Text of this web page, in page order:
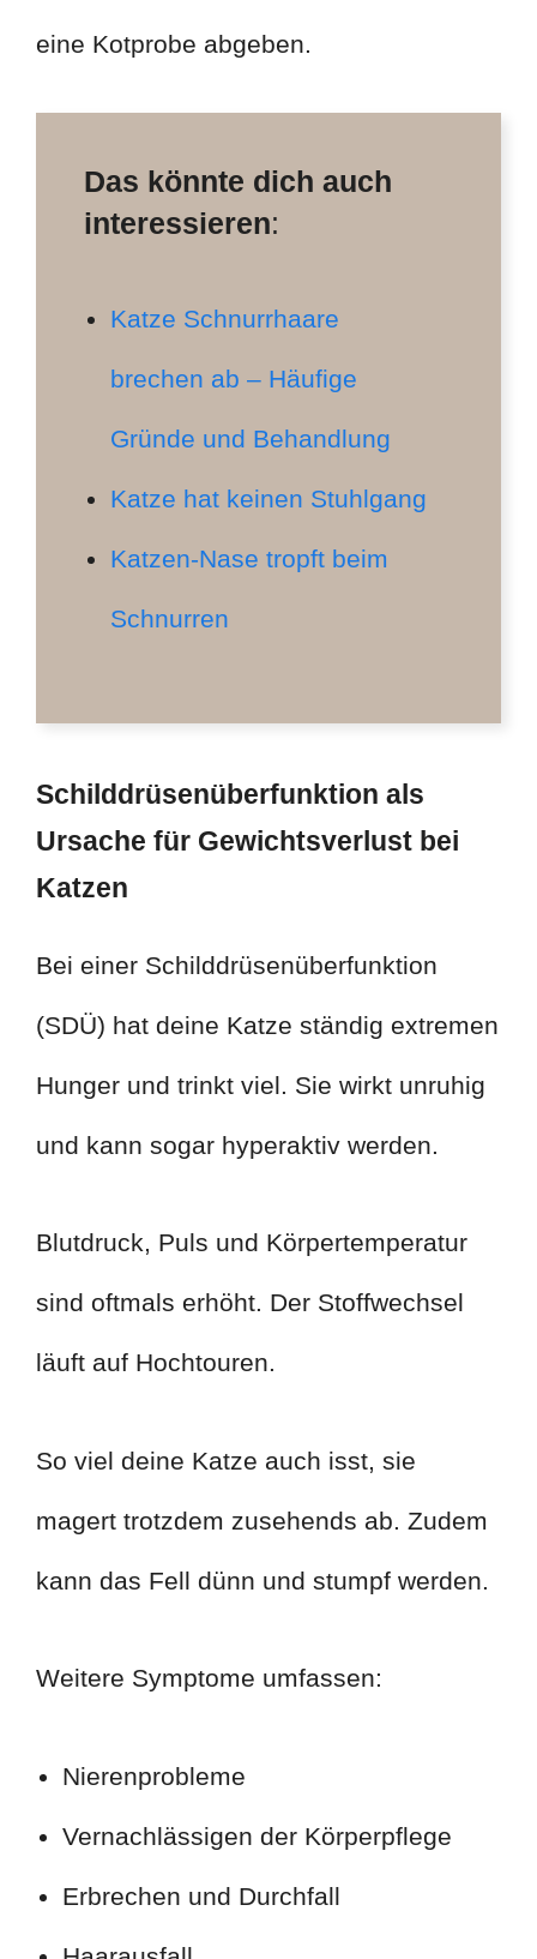
eine Kotprobe abgeben.
Das könnte dich auch
interessieren:
Katze Schnurrhaare
brechen ab – Häufige
Gründe und Behandlung
Katze hat keinen Stuhlgang
Katzen-Nase tropft beim
Schnurren
Schilddrüsenüberfunktion als
Ursache für Gewichtsverlust bei
Katzen
Bei einer Schilddrüsenüberfunktion
(SDÜ) hat deine Katze ständig extremen
Hunger und trinkt viel. Sie wirkt unruhig
und kann sogar hyperaktiv werden.
Blutdruck, Puls und Körpertemperatur
sind oftmals erhöht. Der Stoffwechsel
läuft auf Hochtouren.
So viel deine Katze auch isst, sie
magert trotzdem zusehends ab. Zudem
kann das Fell dünn und stumpf werden.
Weitere Symptome umfassen:
Nierenprobleme
Vernachlässigen der Körperpflege
Erbrechen und Durchfall